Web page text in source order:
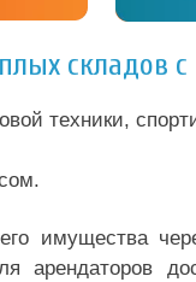
техники,
имущества
арендаторов